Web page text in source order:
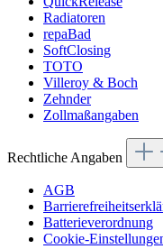
Radiatoren
repaBad
SoftClosing
TOTO
Villeroy & Boch
Zehnder
Zollmaßangaben
Rechtliche Angaben
AGB
Batterieverordnung
Cookie-